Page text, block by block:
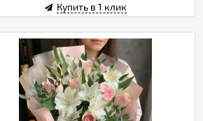
Купить в 1 клик